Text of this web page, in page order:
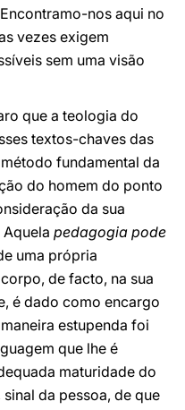
nos aqui no
vezes exigem
sem uma visão
que a teologia do
textos-chaves das
fundamental da
do homem do ponto
da sua
pedagogia pode
uma própria
de facto, na sua
é dado como encargo
estupenda foi
que lhe é
maturidade do
da pessoa, de que